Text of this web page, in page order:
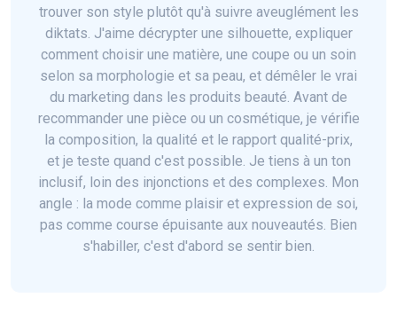
trouver son style plutôt qu'à suivre aveuglément les
diktats. J'aime décrypter une silhouette, expliquer
comment choisir une matière, une coupe ou un soin
selon sa morphologie et sa peau, et démêler le vrai
du marketing dans les produits beauté. Avant de
recommander une pièce ou un cosmétique, je vérifie
la composition, la qualité et le rapport qualité-prix,
et je teste quand c'est possible. Je tiens à un ton
inclusif, loin des injonctions et des complexes. Mon
angle : la mode comme plaisir et expression de soi,
pas comme course épuisante aux nouveautés. Bien
s'habiller, c'est d'abord se sentir bien.